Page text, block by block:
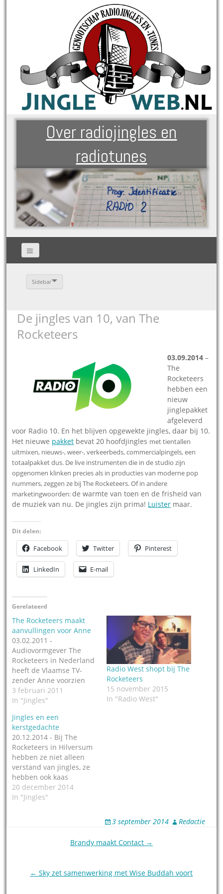
Over radiojingles en
radiotunes
Sidebar
De jingles van 10, van The
Rocketeers
03.09.2014 –
The
Rocketeers
hebben een
nieuw
jinglepakket
afgeleverd
voor Radio 10. En het blijven opgewekte jingles, daar bij 10.
Het nieuwe pakket bevat 20 hoofdjingles met tientallen
uitmixen, nieuws-, weer-, verkeerbeds, commercialpingels, een
totaalpakket dus. De live instrumenten die in de studio zijn
opgenomen klinken precies als in producties van moderne pop
nummers, zeggen ze bij The Rocketeers. Of in andere
marketingwoorden:de warmte van toen en de frisheid van
de muziek van nu. De jingles zijn prima! Luister maar.
Dit delen:
Facebook Twitter Pinterest
LinkedIn E-mail
Gerelateerd
The Rocketeers maakt
aanvullingen voor Anne
03.02.2011 -
Audiovormgever The
Rocketeers in Nederland
heeft de Vlaamse TV-
zender Anne voorzien
van een uitbreiding van
de muzikale vormgeving.
gecomponeerde en
gezongen thema's aan
het bestaande pakket
uit 2009 toegevoegd,
meldt The Rocketeers.
Een van de tunes is voor
het Anne
Shownieuws. Leuk detail
is daarom ook dat Anne
3 februari 2011
In "Jingles"
Radio West shopt bij The
Rocketeers
15 november 2015
In "Radio West"
Jingles en een
kerstgedachte
20.12.2014 - Bij The
Rocketeers in Hilversum
hebben ze niet alleen
verstand van jingles, ze
hebben ook kaas
gegeten van marketing.
Als je 3 nieuwtjes te
met beide nieuwtjes
20 december 2014
In "Jingles"
3 september 2014 Redactie
Brandy maakt Contact →
← Sky zet samenwerking met Wise Buddah voort